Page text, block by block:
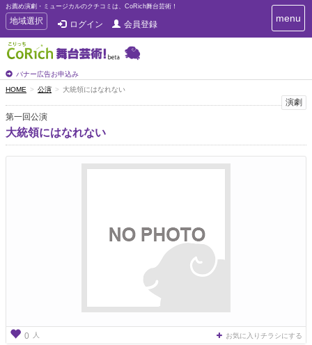
お薦め演劇・ミュージカルのクチコミは、CoRich舞台芸術！
T
o
g
g
e
n
a
v
i
g
地域選択 ログイン 会員登録
バナー広告お申込み
T
o
i
g
menu
HOME 公演 大統領にはなれない
演劇
第一回公演
大統領にはなれない
0 人 お気に入りチラシにする